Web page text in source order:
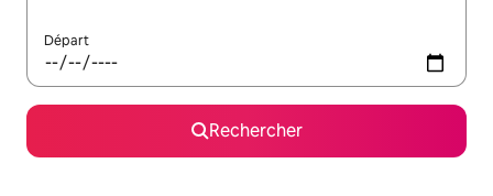
Départ
Rechercher